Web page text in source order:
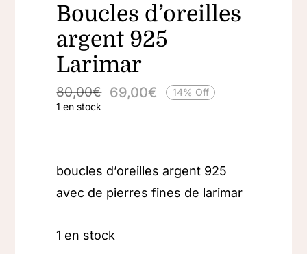
Boucles d’oreilles
argent 925
Larimar
80,00€
Le
prix
80,00€.
69,00€
Le
prix
69,00€.
14% Off
1 en stock
boucles d’oreilles argent 925
avec de pierres fines de larimar
1 en stock